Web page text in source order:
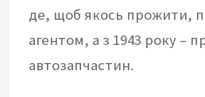
де, щоб якось прожити,
агентом, а з 1943 року –
автозапчастин.